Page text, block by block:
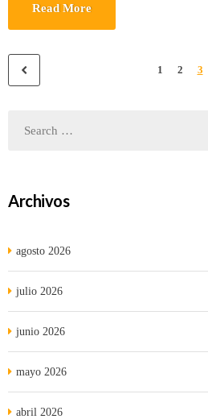
Read More
1 2 3
Archivos
agosto 2026
julio 2026
junio 2026
mayo 2026
abril 2026